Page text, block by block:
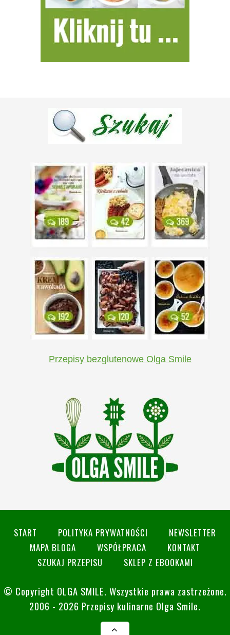
Przepisy bezglutenowe Olga Smile
START POLITYKA PRYWATNOŚCI
NEWSLETTER
MAPA BLOGA
WSPÓŁPRACA
KONTAKT
SZUKAJ PRZEPISU
SKLEP Z EBOOKAMI
© Copyright OLGA SMILE. Wszystkie prawa zastrzeżone.
2006 - 2026 Przepisy kulinarne Olga Smile.